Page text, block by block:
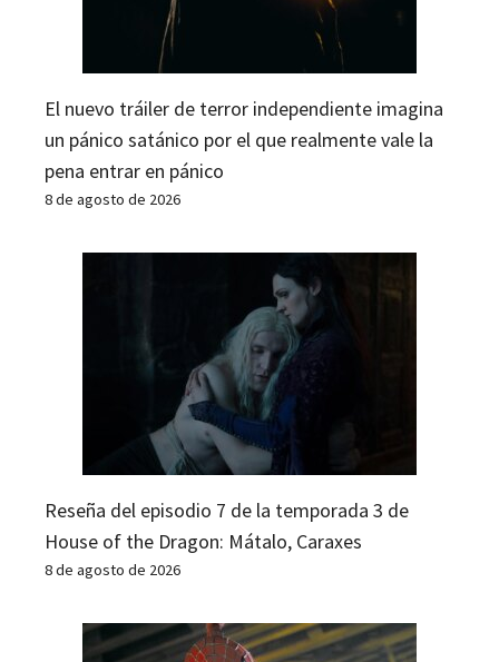
El nuevo tráiler de terror independiente imagina
un pánico satánico por el que realmente vale la
pena entrar en pánico
8 de agosto de 2026
Reseña del episodio 7 de la temporada 3 de
House of the Dragon: Mátalo, Caraxes
8 de agosto de 2026